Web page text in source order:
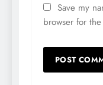
Save my
browser for